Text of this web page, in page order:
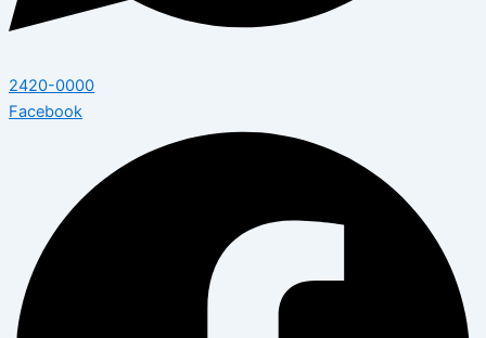
2420-0000
Facebook